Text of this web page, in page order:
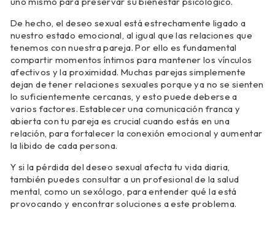
De hecho, el deseo sexual está estrechamente ligado a
nuestro estado emocional, al igual que las relaciones que
tenemos con nuestra pareja. Por ello es fundamental
compartir momentos íntimos para mantener los vínculos
afectivos y la proximidad. Muchas parejas simplemente
dejan de tener relaciones sexuales porque ya no se sienten
lo suficientemente cercanas, y esto puede deberse a
varios factores. Establecer una comunicación franca y
abierta con tu pareja es crucial cuando estás en una
relación, para fortalecer la conexión emocional y aumentar
la libido de cada persona.
Y si la pérdida del deseo sexual afecta tu vida diaria,
también puedes consultar a un profesional de la salud
mental, como un sexólogo, para entender qué la está
provocando y encontrar soluciones a este problema.